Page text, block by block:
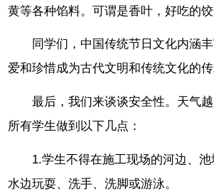
黄等各种馅料。可谓是香叶，好吃的饺
同学们，中国传统节日文化内涵
爱和珍惜成为古代文明和传统文化的传
最后，我们来谈谈安全性。天气
所有学生做到以下几点：
1.学生不得在施工现场的河边、
水边玩耍、洗手、洗脚或游泳。